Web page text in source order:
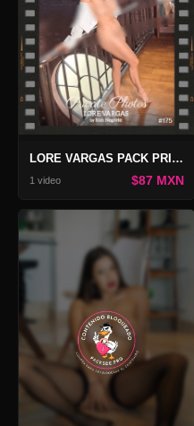
LORE VARGAS PACK PRIVATE VIDEO #175
1 video $87 MXN